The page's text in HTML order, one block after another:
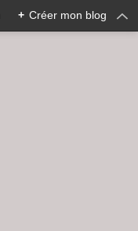
+ Créer mon blog